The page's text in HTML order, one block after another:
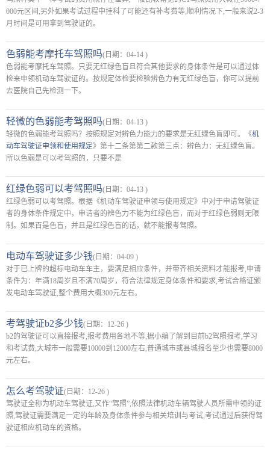
000元区间,另外如果考试过程中挂科了可能还有补考费等,顺利情况下,一般来说2-3
月时间是可用拿到驾驶证的。
色弱能考摩托车驾照吗(日期：04-14 )
色弱能考摩托车驾照。只要无红绿色盲且符合其他要求的身体条件是可以通过体
检来申领机动车驾驶证的。按规定体检要检验辨色力有无红绿色盲，你可以提前
去医院自己先检测一下。
轻微的色弱能考驾照吗(日期：04-13 )
轻微的色弱能考驾照吗？按照规定对辨色力能力的要求是无红绿色盲即可。《机
动车驾驶证申领和使用规定》第十二条第第二款第三点：辨色力：无红绿色盲。
所以色弱是可以考驾照的，只要不是
红绿色弱可以考驾照吗(日期：04-13 )
红绿色弱可以考驾照。根据《机动车驾驶证申领与使用规定》中对于申请驾驶证
者的身体条件规定中，申请者的辨色力不能为红绿色盲，而对于红绿色弱则无限
制。如果百是色盲，并且是红绿色盲的话，就不能报考驾照。
电动车驾驶证多少钱(日期：04-09 )
对于已上牌的超标电动车车主，要满足相应条件，并带齐相关资料才能报考,申请
条件为：年满18周岁且不满70周岁，符合法律规定身体条件和要求,考试合格证颁
发电动车驾驶证,整个费用大概300元左右。
考驾驶证b2多少钱(日期：12-26 )
b2的驾驶证可以直接报考,报考费用各地不等,据小编了解到目前b2驾照报考,学习
和考试费,大城市一般需要10000到12000左右,普通城市或县城报名至少也需要8000
元左右。
怎么考驾驶证(日期：12-26 )
驾驶证全称为机动车驾驶证,又作“驾照”,依照法律机动车辆驾驶人员所需申领的证
照,驾驶证需要满足一定的年龄及身体条件参与相关培训与考试,考试通过后获得驾
驶证相应机动车的资格。